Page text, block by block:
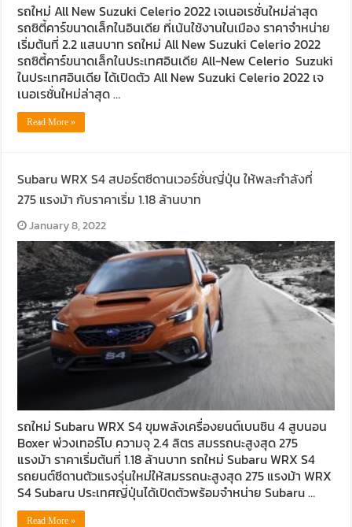
รถใหม่ All New Suzuki Celerio 2022 เจเนอเรชั่นใหม่ล่าสุด
รถซิตี้คาร์ขนาดเล็กในอินเดีย ที่เน้นใช้งานในเมือง ราคาจำหน่าย
เริ่มต้นที่ 2.2 แสนบาท รถใหม่ All New Suzuki Celerio 2022
รถซิตี้คาร์ขนาดเล็กในประเทศอินเดีย All-New Celerio Suzuki
ในประเทศอินเดีย ได้เปิดตัว All New Suzuki Celerio 2022 เจ
เนอเรชั่นใหม่ล่าสุด …
Read More »
Subaru WRX S4 สปอร์ตซีดานเวอร์ชั่นญี่ปุ่น ให้พละกำลังที่
275 แรงม้า กับราคาเริ่ม 1.18 ล้านบาท
January 8, 2022
รถใหม่ Subaru WRX S4 ขุมพลังเครื่องยนต์เบนซิน 4 สูบนอน
Boxer พ่วงเทอร์โบ ความจุ 2.4 ลิตร สมรรถนะสูงสุด 275
แรงม้า ราคาเริ่มต้นที่ 1.18 ล้านบาท รถใหม่ Subaru WRX S4
รถยนต์ซีดานตัวแรงรุ่นใหม่ให้สมรรถนะสูงสุด 275 แรงม้า WRX
S4 Subaru ประเทศญี่ปุ่นได้เปิดตัวพร้อมจำหน่าย Subaru …
Read More »